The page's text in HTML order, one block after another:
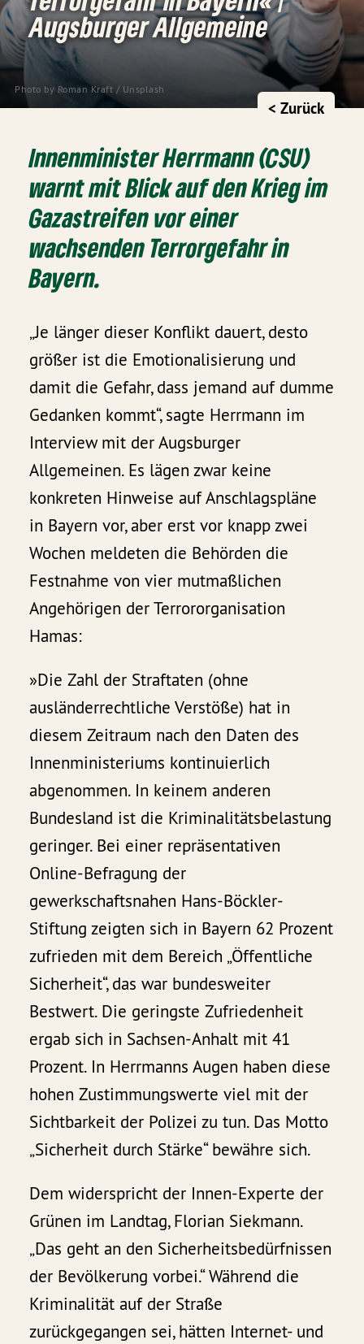
Photo by Roman Kraft / Unsplash
Augsburger Allgemeine
< Zurück
Innenminister Herrmann (CSU)
warnt mit Blick auf den Krieg im
Gazastreifen vor einer
wachsenden Terrorgefahr in
Bayern.
„Je länger dieser Konflikt dauert, desto
größer ist die Emotionalisierung und
damit die Gefahr, dass jemand auf dumme
Gedanken kommt“, sagte Herrmann im
Interview mit der Augsburger
Allgemeinen. Es lägen zwar keine
konkreten Hinweise auf Anschlagspläne
in Bayern vor, aber erst vor knapp zwei
Wochen meldeten die Behörden die
Festnahme von vier mutmaßlichen
Angehörigen der Terrororganisation
Hamas:
»Die Zahl der Straftaten (ohne
ausländerrechtliche Verstöße) hat in
diesem Zeitraum nach den Daten des
Innenministeriums kontinuierlich
abgenommen. In keinem anderen
Bundesland ist die Kriminalitätsbelastung
geringer. Bei einer repräsentativen
Online-Befragung der
gewerkschaftsnahen Hans-Böckler-
Stiftung zeigten sich in Bayern 62 Prozent
zufrieden mit dem Bereich „Öffentliche
Sicherheit“, das war bundesweiter
Bestwert. Die geringste Zufriedenheit
ergab sich in Sachsen-Anhalt mit 41
Prozent. In Herrmanns Augen haben diese
hohen Zustimmungswerte viel mit der
Sichtbarkeit der Polizei zu tun. Das Motto
„Sicherheit durch Stärke“ bewähre sich.
Dem widerspricht der Innen-Experte der
Grünen im Landtag, Florian Siekmann.
„Das geht an den Sicherheitsbedürfnissen
der Bevölkerung vorbei.“ Während die
Kriminalität auf der Straße
zurückgegangen sei, hätten Internet- und